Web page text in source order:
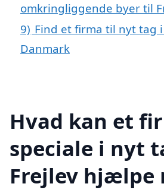
omkringliggende byer til
9) Find et firma til nyt tag
Danmark
Hvad kan et
speciale i nyt
Frejlev hjælpe